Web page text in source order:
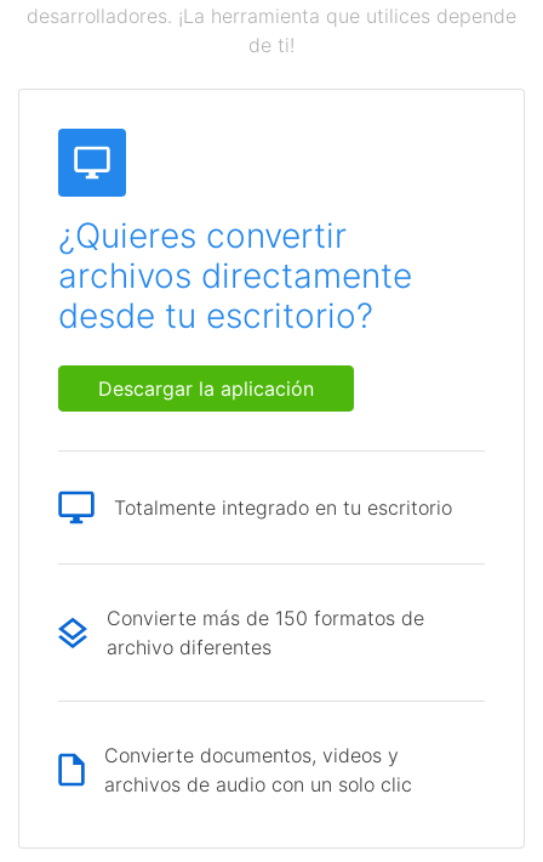
desarrolladores. ¡La herramienta que utilices depende
de ti!
¿Quieres convertir
archivos directamente
desde tu escritorio?
Descargar la aplicación
Totalmente integrado en tu escritorio
Convierte más de 150 formatos de
archivo diferentes
Convierte documentos, videos y
archivos de audio con un solo clic